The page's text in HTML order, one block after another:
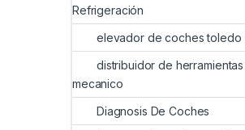
Refrigeración
elevador de coches toledo
distribuidor de
mecanico
Diagnosis De Coches